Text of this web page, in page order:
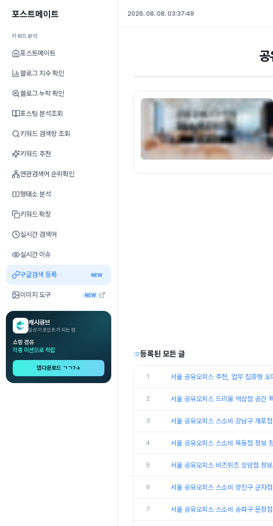
포스트메이트
키워드분석
포스트메이트
블로그 지수 확인
블로그 누락 확인
포스팅 분석조회
키워드 검색량 조회
키워드 추천
연관검색어 순위확인
형태소 분석
키워드 확장
실시간 검색어
실시간 이슈
구글검색 등록 NEW
이미지 도구 NEW
캐시큐브
일상이 포인트가 되는 앱
쇼핑 경유
각종 미션으로 적립
앱다운로드 ㄱㄱ?→
2026. 08. 08. 03:37:50
공
등록된 모든 글
1 서울 공유오피스 추천, 업무 집중형
2 서울 공유오피스 드리움 역삼점 공간
3 서울 공유오피스 스소비 강남구 개포점
4 서울 공유오피스 스소비 목동점 정보
5 서울 공유오피스 비즈위즈 상암점 정보
6 서울 공유오피스 스소비 광진구 군자
7 서울 공유오피스 스소비 송파구 문정